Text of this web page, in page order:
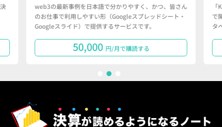
web3の最新事例を日本語で分かりやすく、かつ、皆さん
のお仕事で利用しやすい形（Googleスプレッドシート・
Googleスライド）で提供するサービスです。
50,000 円/月で購読する
で
タ